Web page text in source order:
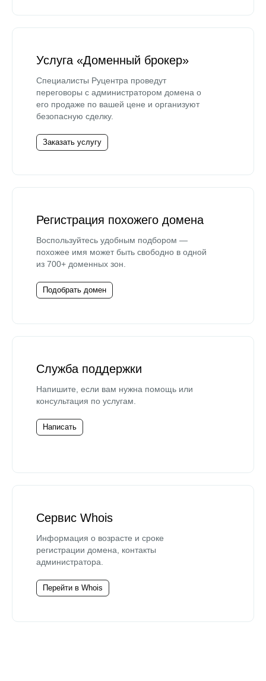
Услуга «Доменный брокер»
Специалисты Руцентра проведут
переговоры с администратором домена о
его продаже по вашей цене и организуют
безопасную сделку.
Заказать услугу
Регистрация похожего домена
Воспользуйтесь удобным подбором —
похожее имя может быть свободно в одной
из 700+ доменных зон.
Подобрать домен
Служба поддержки
Напишите, если вам нужна помощь или
консультация по услугам.
Написать
Сервис Whois
Информация о возрасте и сроке
регистрации домена, контакты
администратора.
Перейти в Whois